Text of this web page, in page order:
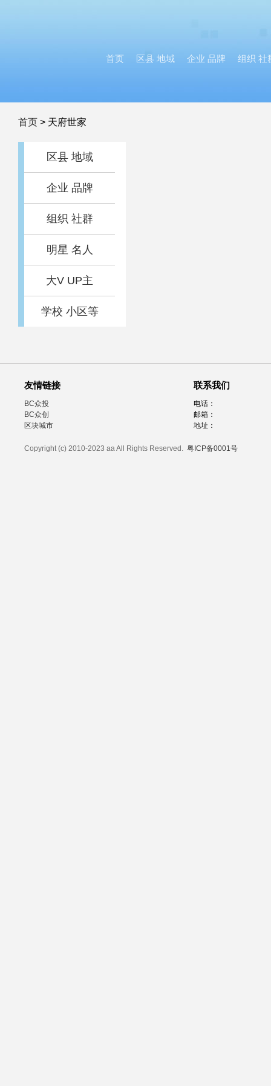
首页 区县 地域 企业 品牌 组织 社
首页 > 天府世家
区县 地域
企业 品牌
组织 社群
明星 名人
大V UP主
学校 小区等
友情链接
BC众投
BC众创
区块城市
联系我们
电话：
邮箱：
地址：
Copyright (c) 2010-2023 aa All Rights Reserved. 粤ICP备0001号